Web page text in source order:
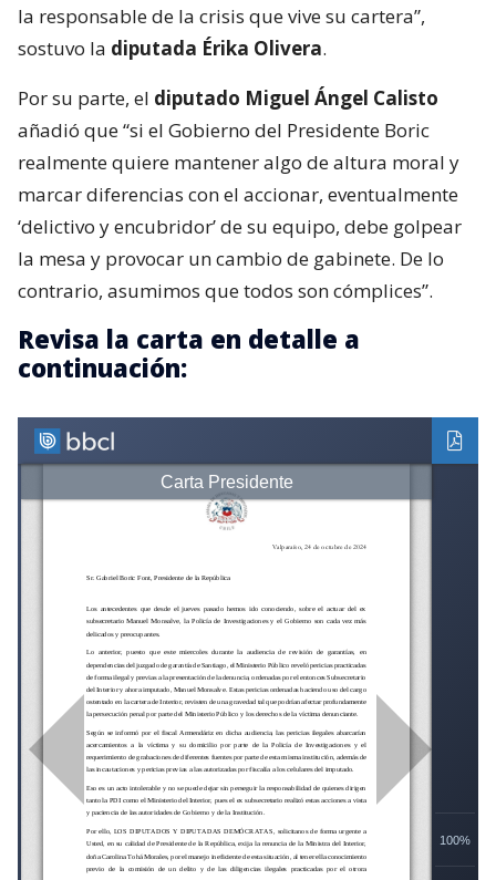
la responsable de la crisis que vive su cartera”,
sostuvo la diputada Érika Olivera.
Por su parte, el diputado Miguel Ángel Calisto
añadió que “si el Gobierno del Presidente Boric
realmente quiere mantener algo de altura moral y
marcar diferencias con el accionar, eventualmente
‘delictivo y encubridor’ de su equipo, debe golpear
la mesa y provocar un cambio de gabinete. De lo
contrario, asumimos que todos son cómplices”.
Revisa la carta en detalle a
continuación: